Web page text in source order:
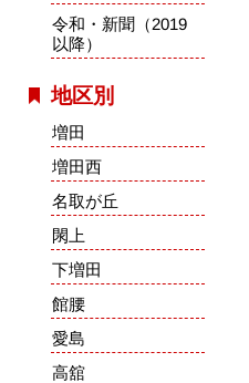
令和・新聞（2019
以降）
地区別
増田
増田西
名取が丘
閖上
下増田
館腰
愛島
高舘